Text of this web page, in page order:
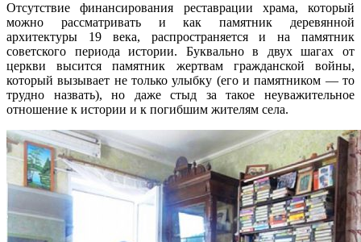
Отсутствие финансирования реставрации храма, который
можно рассматривать и как памятник деревянной
архитектуры 19 века, распространяется и на памятник
советского периода истории. Буквально в двух шагах от
церкви высится памятник жертвам гражданской войны,
который вызывает не только улыбку (его и памятником — то
трудно назвать), но даже стыд за такое неуважительное
отношение к истории и к погибшим жителям села.